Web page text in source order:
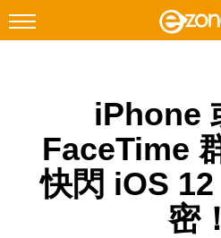
Instagram
科技焦點
網絡生活
iPhone
FaceTime
快閃 iOS
密！